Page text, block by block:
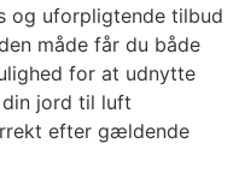
og uforpligtende tilbud
måde får du både
for at udnytte
jord til luft
efter gældende